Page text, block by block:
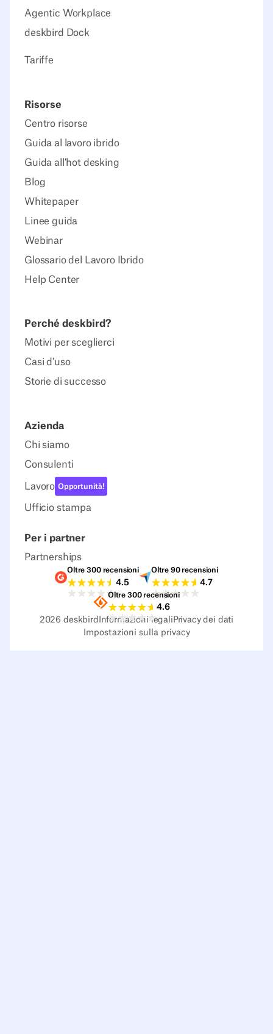
Agentic Workplace
deskbird Dock
Tariffe
Risorse
Centro risorse
Guida al lavoro ibrido
Guida all'hot desking
Blog
Whitepaper
Linee guida
Webinar
Glossario del Lavoro Ibrido
Help Center
Perché deskbird?
Motivi per sceglierci
Casi d'uso
Storie di successo
Azienda
Chi siamo
Consulenti
Lavoro Opportunità!
Ufficio stampa
Per i partner
Partnerships
Valutazioni G2
Oltre 300 recensioni
4.5
Valutazioni Capterra
Oltre 90 recensioni
4.7
Valutazioni Sourceforge
Oltre 300 recensioni
4.6
2026 deskbird Informazioni legali Privacy dei dati
Impostazioni sulla privacy